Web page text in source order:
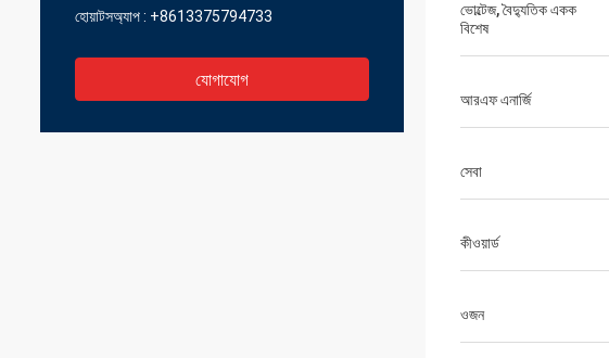
হোয়াটসঅ্যাপ : +8613375794733
যোগাযোগ
ভোল্টেজ, বৈদ্যুতিক একক
বিশেষ
আরএফ এনার্জি
সেবা
কীওয়ার্ড
ওজন